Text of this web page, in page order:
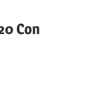
Con